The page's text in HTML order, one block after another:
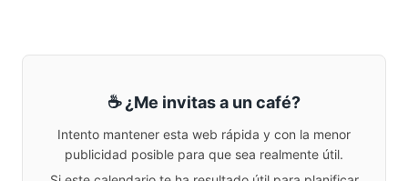
☕ ¿Me invitas a un café?
Intento mantener esta web rápida y con la menor
publicidad posible para que sea realmente útil.